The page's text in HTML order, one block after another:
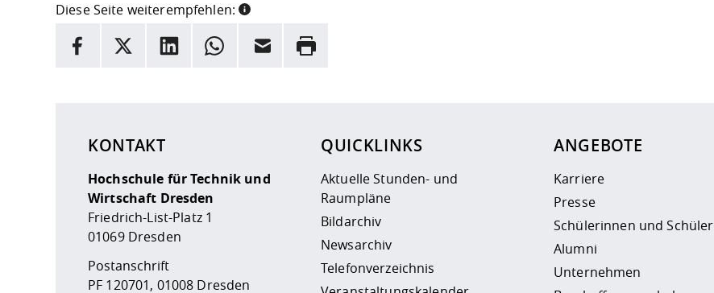
Diese Seite weiterempfehlen:
INFORMATION
Facebook
X LinkedInWhatsappE-Mail Drucken
KONTAKT
Hochschule für Technik und
Wirtschaft Dresden
Friedrich-List-Platz 1
01069 Dresden
Postanschrift
PF 120701, 01008 Dresden
QUICKLINKS
Aktuelle Stunden- und
Raumpläne
Bildarchiv
Newsarchiv
Telefonverzeichnis
ANGEBOTE
Karriere
Presse
Schülerinnen und Schüler
Alumni
Unternehmen